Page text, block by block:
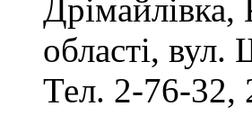
Дрімайлівка,
області,
Тел. 2-76-32,